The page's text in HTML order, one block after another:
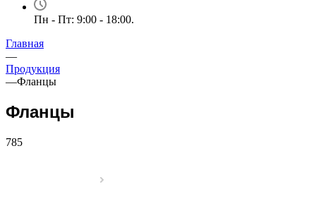
Пн - Пт: 9:00 - 18:00.
Главная
—
Продукция
—Фланцы
Фланцы
785